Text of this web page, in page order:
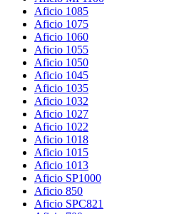
Aficio 1085
Aficio 1075
Aficio 1060
Aficio 1055
Aficio 1050
Aficio 1045
Aficio 1035
Aficio 1032
Aficio 1027
Aficio 1022
Aficio 1018
Aficio 1015
Aficio 1013
Aficio SP1000
Aficio 850
Aficio SPC821